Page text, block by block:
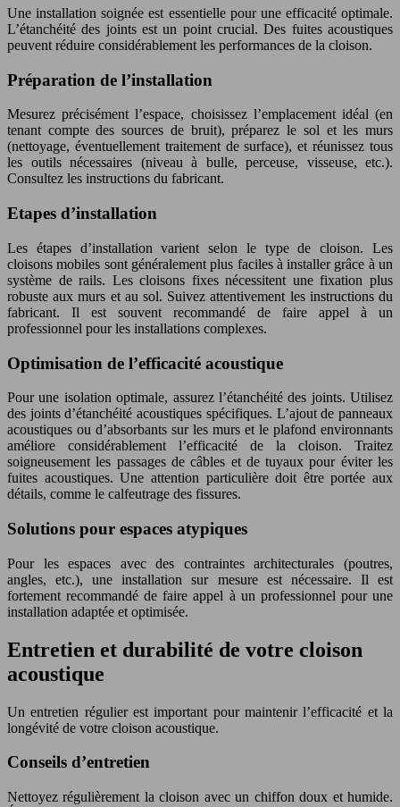
Une installation soignée est essentielle pour une efficacité optimale.
L’étanchéité des joints est un point crucial. Des fuites acoustiques
peuvent réduire considérablement les performances de la cloison.
Préparation de l’installation
Mesurez précisément l’espace, choisissez l’emplacement idéal (en
tenant compte des sources de bruit), préparez le sol et les murs
(nettoyage, éventuellement traitement de surface), et réunissez tous
les outils nécessaires (niveau à bulle, perceuse, visseuse, etc.).
Consultez les instructions du fabricant.
Etapes d’installation
Les étapes d’installation varient selon le type de cloison. Les
cloisons mobiles sont généralement plus faciles à installer grâce à un
système de rails. Les cloisons fixes nécessitent une fixation plus
robuste aux murs et au sol. Suivez attentivement les instructions du
fabricant. Il est souvent recommandé de faire appel à un
professionnel pour les installations complexes.
Optimisation de l’efficacité acoustique
Pour une isolation optimale, assurez l’étanchéité des joints. Utilisez
des joints d’étanchéité acoustiques spécifiques. L’ajout de panneaux
acoustiques ou d’absorbants sur les murs et le plafond environnants
améliore considérablement l’efficacité de la cloison. Traitez
soigneusement les passages de câbles et de tuyaux pour éviter les
fuites acoustiques. Une attention particulière doit être portée aux
détails, comme le calfeutrage des fissures.
Solutions pour espaces atypiques
Pour les espaces avec des contraintes architecturales (poutres,
angles, etc.), une installation sur mesure est nécessaire. Il est
fortement recommandé de faire appel à un professionnel pour une
installation adaptée et optimisée.
Entretien et durabilité de votre cloison
acoustique
Un entretien régulier est important pour maintenir l’efficacité et la
longévité de votre cloison acoustique.
Conseils d’entretien
Nettoyez régulièrement la cloison avec un chiffon doux et humide.